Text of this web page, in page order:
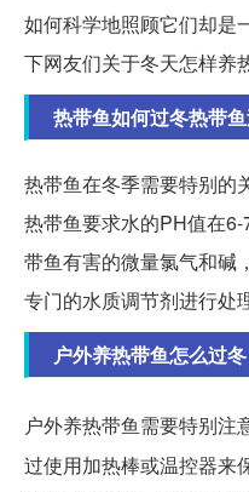
如何科学地照顾它们却是
下网友们关于冬天怎样养
热带鱼如何过冬热带
热带鱼在冬季需要特别的
热带鱼要求水的PH值在
带鱼有害的微量氯气和碱
专门的水质调节剂进行处理
户外养热带鱼怎么过冬
户外养热带鱼需要特别注
过使用加热棒或温控器来